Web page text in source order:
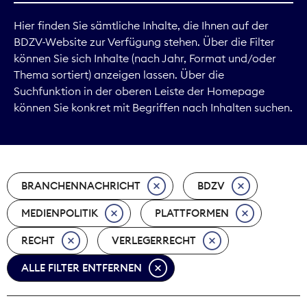
Digitales
Kommunikation
Marktdaten
Nachhaltigkeit
Nachwuchs
Nova Award
Hier finden Sie sämtliche Inhalte, die Ihnen auf der
BDZV-Website zur Verfügung stehen. Über die Filter
können Sie sich Inhalte (nach Jahr, Format und/oder
Thema sortiert) anzeigen lassen. Über die
Suchfunktion in der oberen Leiste der Homepage
können Sie konkret mit Begriffen nach Inhalten suchen.
BRANCHENNACHRICHT BDZV
MEDIENPOLITIK PLATTFORMEN
RECHT VERLEGERRECHT
ALLE FILTER ENTFERNEN